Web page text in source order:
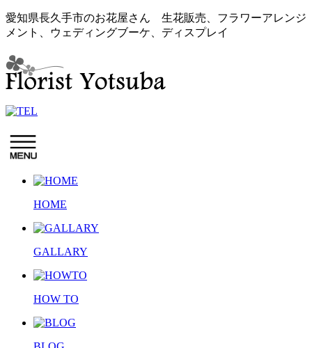
愛知県長久手市のお花屋さん 生花販売、フラワーアレンジ
メント、ウェディングブーケ、ディスプレイ
HOME
GALLARY
HOW TO